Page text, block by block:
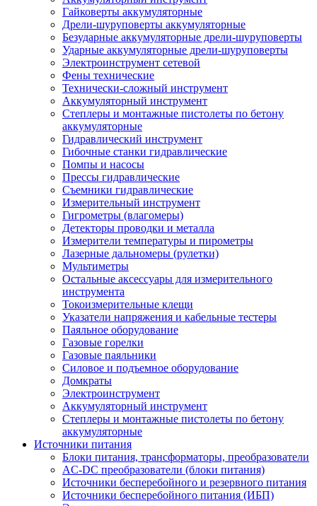
Гайковерты аккумуляторные
Дрели-шуруповерты аккумуляторные
Безударные аккумуляторные дрели-шуруповерты
Ударные аккумуляторные дрели-шуруповерты
Электроинструмент сетевой
Фены технические
Технически-сложный инструмент
Аккумуляторный инструмент
Степлеры и монтажные пистолеты по бетону
аккумуляторные
Гидравлический инструмент
Гибочные станки гидравлические
Помпы и насосы
Прессы гидравлические
Съемники гидравлические
Измерительный инструмент
Гигрометры (влагомеры)
Детекторы проводки и металла
Измерители температуры и пирометры
Лазерные дальномеры (рулетки)
Мультиметры
Остальные аксессуары для измерительного
инструмента
Токоизмерительные клещи
Указатели напряжения и кабельные тестеры
Паяльное оборудование
Газовые горелки
Газовые паяльники
Силовое и подъемное оборудование
Домкраты
Электроинструмент
Аккумуляторный инструмент
Степлеры и монтажные пистолеты по бетону
аккумуляторные
Источники питания
Блоки питания, трансформаторы, преобразователи
AC-DC преобразователи (блоки питания)
Источники бесперебойного и резервного питания
Источники бесперебойного питания (ИБП)